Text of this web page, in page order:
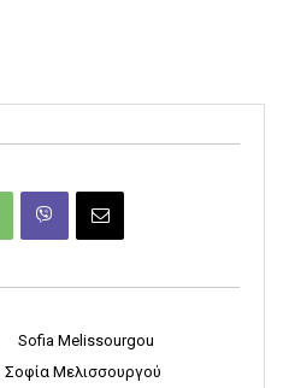
Sofia Melissourgou
Σοφία Μελισσουργού